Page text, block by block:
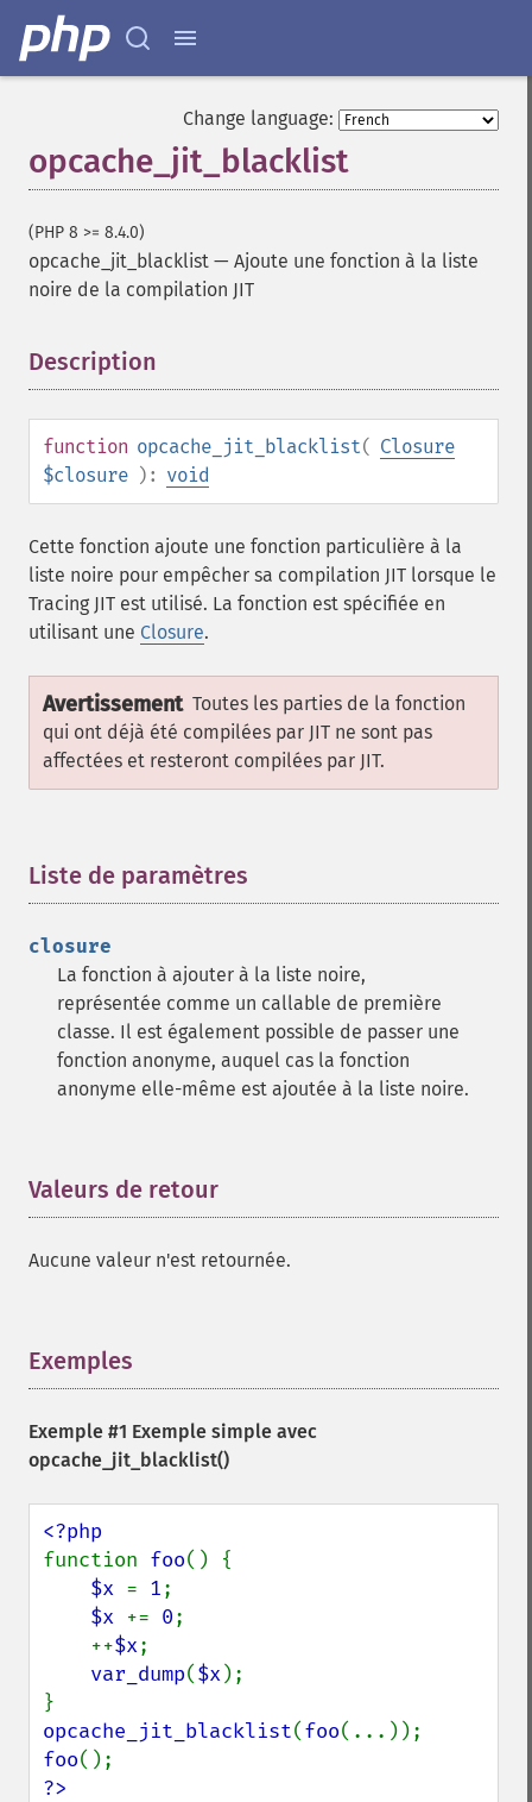
Change language:
opcache_jit_blacklist
(PHP 8 >= 8.4.0)
opcache_jit_blacklist — Ajoute une fonction à la liste
noire de la compilation JIT
Description
function opcache_jit_blacklist( Closure
$closure ): void
Cette fonction ajoute une fonction particulière à la
liste noire pour empêcher sa compilation JIT lorsque le
Tracing JIT est utilisé. La fonction est spécifiée en
utilisant une Closure.
Avertissement Toutes les parties de la fonction
qui ont déjà été compilées par JIT ne sont pas
affectées et resteront compilées par JIT.
Liste de paramètres
closure
La fonction à ajouter à la liste noire,
représentée comme un callable de première
classe. Il est également possible de passer une
fonction anonyme, auquel cas la fonction
anonyme elle-même est ajoutée à la liste noire.
Valeurs de retour
Aucune valeur n'est retournée.
Exemples
Exemple #1 Exemple simple avec
opcache_jit_blacklist()
function foo() {
$x = 1;
$x += 0;
    ++
$x;
var_dump($x );
opcache_jit_blacklist(foo
foo
?>